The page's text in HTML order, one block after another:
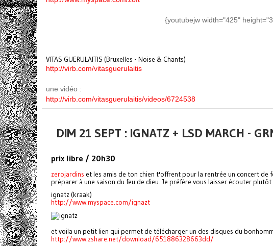
{youtubejw width="425"
VITAS GUERULAITIS (Bruxelles - Noise & Chants)
http://virb.com/vitasguerulaitis
une vidéo :
http://virb.com/vitasguerulaitis/videos/6724538
DIM 21 SEPT : IGNATZ + LSD MARCH -
prix libre / 20h30
zerojardins et les amis de ton chien t'offrent pour la rentrée un concert de
préparer à une saison du feu de dieu. Je préfère vous laisser écouter
ignatz (kraak)
http://www.myspace.com/ignazt
et voila un petit lien qui permet de télécharger un des disques du
http://www.zshare.net/download/651886328663dd/